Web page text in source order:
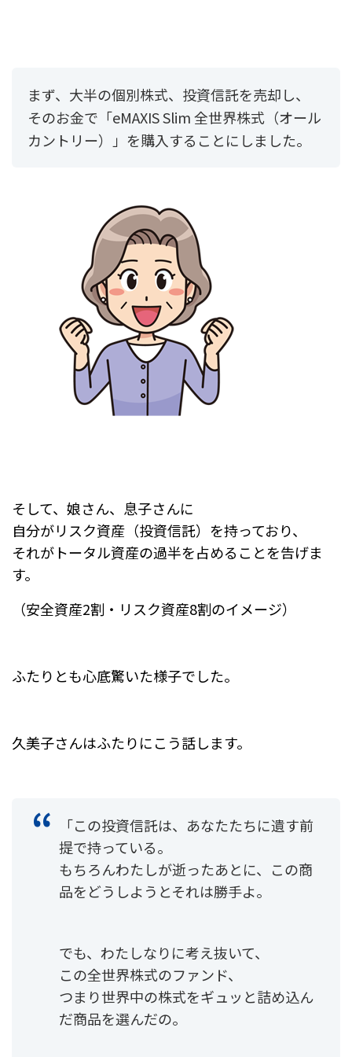
まず、大半の個別株式、投資信託を売却し、
そのお金で「eMAXIS Slim 全世界株式（オール
カントリー）」を購入することにしました。
そして、娘さん、息子さんに
自分がリスク資産（投資信託）を持っており、
それがトータル資産の過半を占めることを告げま
す。
（安全資産2割・リスク資産8割のイメージ）
ふたりとも心底驚いた様子でした。
久美子さんはふたりにこう話します。
「この投資信託は、あなたたちに遺す前
提で持っている。
もちろんわたしが逝ったあとに、
この商
品をどうしようとそれは勝手よ。
でも、わたしなりに考え抜いて、
この全世界株式のファンド、
つまり世界中の株式をギュッと詰め込ん
だ商品を選んだの。